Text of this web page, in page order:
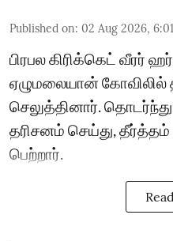
Published on: 02 Aug 2026,
பிரபல கிரிக்கெட் வீரர்
ஏழுமலையான் கோவிலில்
செலுத்தினார். தொடர்ந்து
தரிசனம் செய்து, தீர்த்தம்
பெற்றார்.